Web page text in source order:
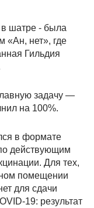
шатре - была
«Ан, нет», где
Гильдия
задачу —
на 100%.
в формате
действующим
Для тех,
помещении
для сдачи
19: результат